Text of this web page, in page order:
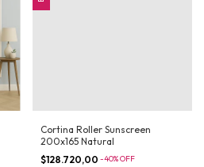
Cortina Roller Sunscreen
200x165 Natural
$128.720,00 -40%OFF